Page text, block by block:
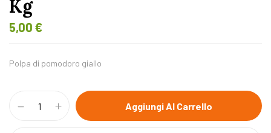
Kg
5,00 €
Polpa di pomodoro giallo
Aggiungi Al Carrello